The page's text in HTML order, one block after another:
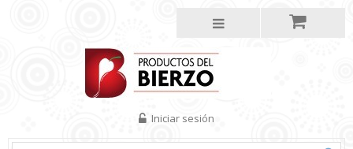
Iniciar sesión